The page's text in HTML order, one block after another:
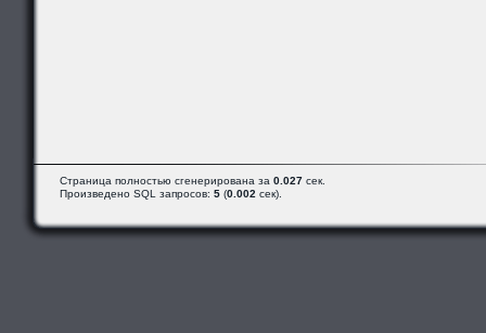
Страница полностью сгенерирована за 0.027 сек.
Произведено SQL запросов: 5 (0.002 сек).